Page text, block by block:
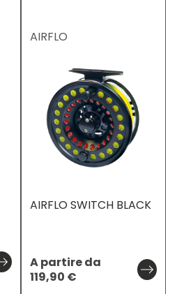
AIRFLO
AIRFLO SWITCH BLACK
A partire da
119,90 €